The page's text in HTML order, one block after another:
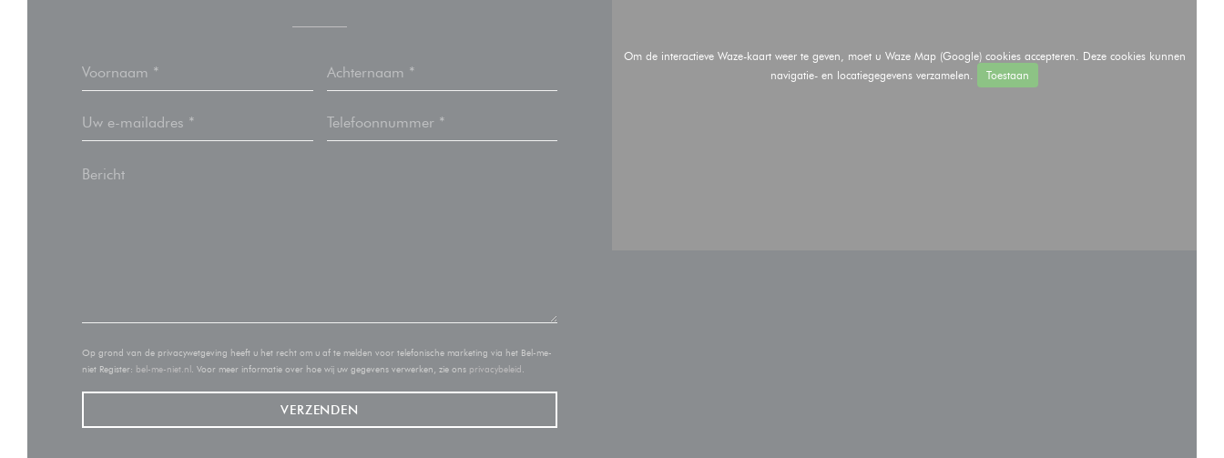
Op grond van de privacywetgeving heeft u het recht om u af te melden voor telefonische marketing via het Bel-me-
niet Register: bel-me-niet.nl. Voor meer informatie over hoe wij uw gegevens verwerken, zie ons privacybeleid.
Om de interactieve Waze-kaart weer te geven, moet u Waze Map (Google) cookies accepteren. Deze cookies kunnen
navigatie- en locatiegegevens verzamelen.
Toestaan